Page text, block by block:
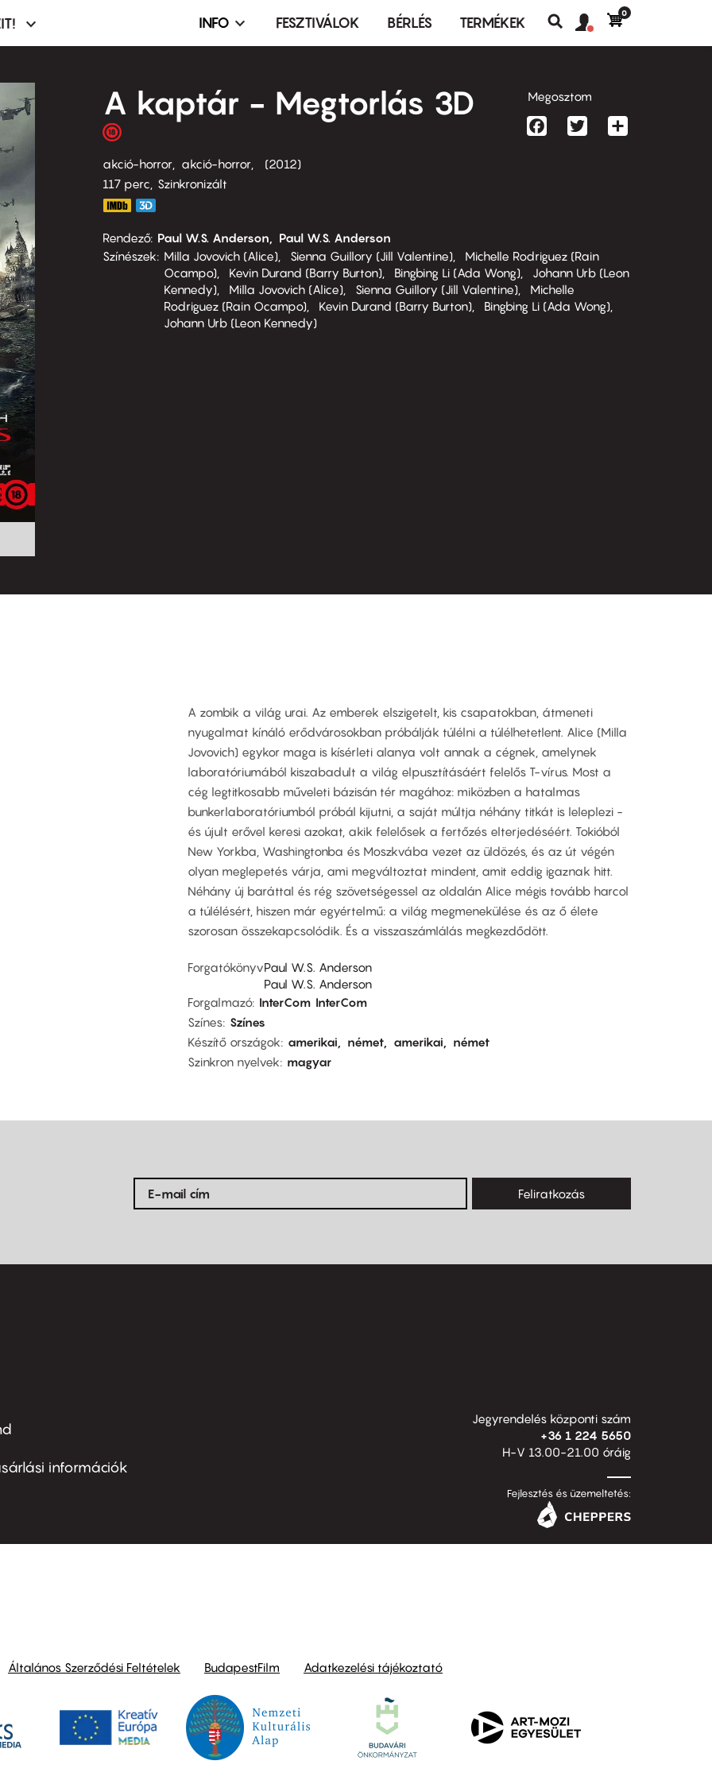
Infó,
terembérlés
menü
INFO FESZTIVÁLOK BÉRLÉS TERMÉKEK
Keresés
fiók
Felhasználói
0
A kaptár - Megtorlás 3D
akció-horror akció-horror
2012
117 perc,
Szinkronizált
Rendező Paul W.S. Anderson
Paul W.S. Anderson
Színészek
Milla Jovovich (Alice) Sienna Guillory (Jill Valentine)
Michelle Rodriguez (Rain
Ocampo)
Kevin Durand (Barry Burton) Bingbing Li (Ada Wong)
Johann Urb (Leon
Kennedy)
Milla Jovovich (Alice) Sienna Guillory (Jill Valentine)
Michelle
Rodriguez (Rain Ocampo)
Kevin Durand (Barry Burton)
Bingbing Li (Ada Wong)
Johann Urb (Leon Kennedy)
Megosztom
FacebookTwitter
A zombik a világ urai. Az emberek elszigetelt, kis csapatokban, átmeneti
nyugalmat kínáló erődvárosokban próbálják túlélni a túlélhetetlent. Alice (Milla
Jovovich) egykor maga is kísérleti alanya volt annak a cégnek, amelynek
laboratóriumából kiszabadult a világ elpusztításáért felelős T-vírus. Most a
cég legtitkosabb műveleti bázisán tér magához: miközben a hatalmas
bunkerlaboratóriumból próbál kijutni, a saját múltja néhány titkát is leleplezi -
és újult erővel keresi azokat, akik felelősek a fertőzés elterjedéséért. Tokióból
New Yorkba, Washingtonba és Moszkvába vezet az üldözés, és az út végén
olyan meglepetés várja, ami megváltoztat mindent, amit eddig igaznak hitt.
Néhány új baráttal és rég szövetségessel az oldalán Alice mégis tovább harcol
a túlélésért, hiszen már egyértelmű: a világ megmenekülése és az ő élete
szorosan összekapcsolódik. És a visszaszámlálás megkezdődött.
ForgatókönyvPaul W.S. Anderson
Paul W.S. Anderson
Forgalmazó InterCom InterCom
Színes Színes
Készítő országok
amerikai német amerikai
német
Szinkron nyelvek
magyar
Feliratkozás
információk
Jegyrendelés központi szám
+36 1 224 5650
H-V 13.00-21.00 óráig
Fejlesztés és üzemeltetés:
Általános Szerződési Feltételek BudapestFilm Adatkezelési tájékoztató